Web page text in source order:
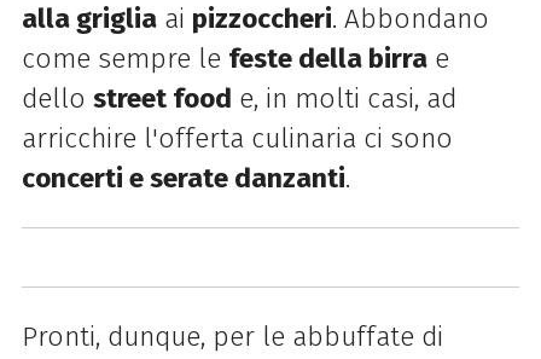
alla grigliaai pizzoccheri. Abbondano
come sempre le feste della birrae
dello street food e, in molti casi, ad
arricchire l'offerta culinaria ci sono
concerti e serate danzanti.
Pronti, dunque, per le abbuffate di